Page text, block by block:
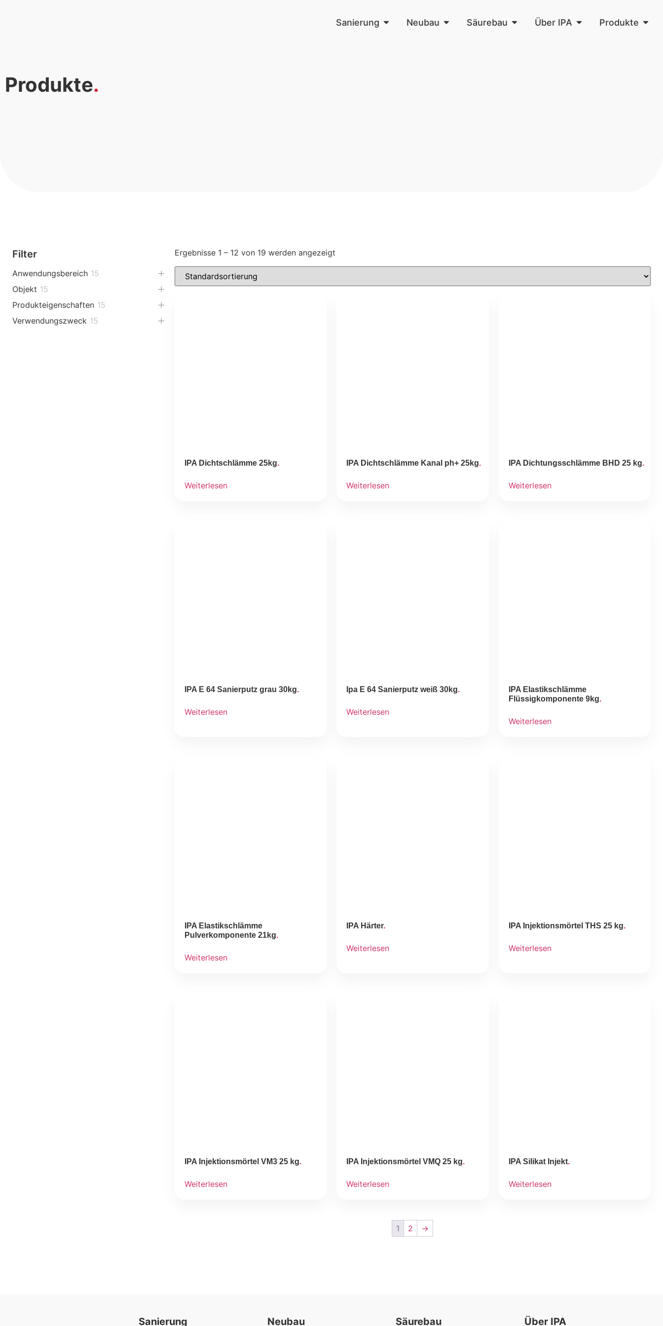
Sanierung Neubau Säurebau Über IPA Produkte
Produkte
Filter
Anwendungsbereich 15
Objekt 15
Produkteigenschaften 15
Verwendungszweck 15
Ergebnisse 1 – 12 von 19 werden angezeigt
IPA Dichtschlämme 25kg
Weiterlesen
IPA Dichtschlämme Kanal ph+ 25kg
Weiterlesen
IPA Dichtungsschlämme BHD 25 kg
Weiterlesen
IPA E 64 Sanierputz grau 30kg
Weiterlesen
Ipa E 64 Sanierputz weiß 30kg
Weiterlesen
IPA Elastikschlämme
Flüssigkomponente 9kg
Weiterlesen
IPA Elastikschlämme
Pulverkomponente 21kg
Weiterlesen
IPA Härter
Weiterlesen
IPA Injektionsmörtel THS 25 kg
Weiterlesen
IPA Injektionsmörtel VM3 25 kg
Weiterlesen
IPA Injektionsmörtel VMQ 25 kg
Weiterlesen
IPA Silikat Injekt
Weiterlesen
1 2 →
Sanierung Neubau Säurebau Über IPA